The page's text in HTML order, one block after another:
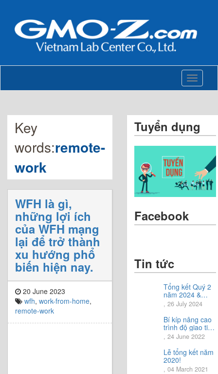
Toggle
Key
words:remote-
work
WFH là gì,
những lợi ích
của WFH mạng
lại để trở thành
xu hướng phổ
biến hiện nay.
20 June 2023
wfh, work-from-home,
remote-work
Tuyển dụng
Facebook
Tin tức
Tổng kết Quý 2
năm 2024 &
Chia sẻ định
hướng Quý 3
năm 2024
, 26 July 2024
Bí kíp nâng cao
trình độ giao tiếp
tiếng Nhật.
, 24 June 2022
Lễ tổng kết năm
2020!
, 04 March 2021